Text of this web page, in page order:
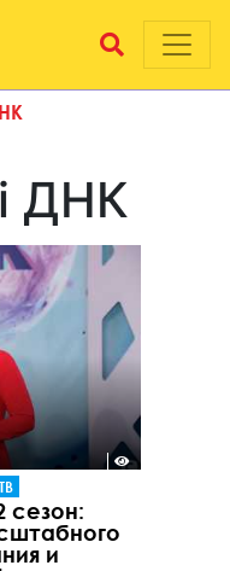
ДНК
сезон:
и